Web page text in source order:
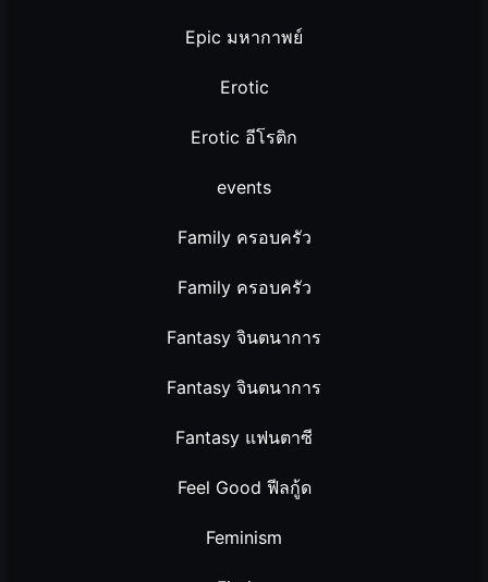
Epic มหากาพย์
Erotic
Erotic อีโรติก
events
Family ครอบครัว
Family ครอบครัว
Fantasy จินตนาการ
Fantasy จินตนาการ
Fantasy แฟนตาซี
Feel Good ฟีลกู้ด
Feminism